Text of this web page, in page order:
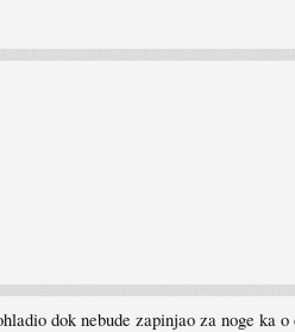
dok nebude zapinjao za noge ka